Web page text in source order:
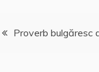
Navigare
Proverb bulgăresc